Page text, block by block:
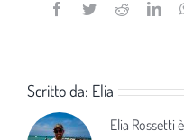
Facebook
TwitterReddit
Scritto da: Elia
Elia Rossetti